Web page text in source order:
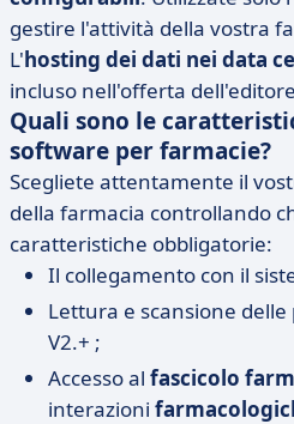
gestire l'attività della vostra
L'hosting dei dati nei data
incluso nell'offerta
Quali sono le
software per farmacie?
Scegliete attentamente il
della farmacia controllando
caratteristiche obbligatorie:
Il collegamento con il
Lettura e scansione delle
V2.+ ;
Accesso al fascicolo
interazioni